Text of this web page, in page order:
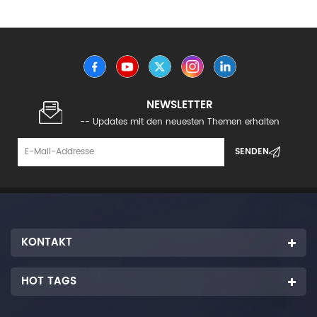
NEWSLETTER
-- Updates mit den neuesten Themen erhalten
KONTAKT
HOT TAGS